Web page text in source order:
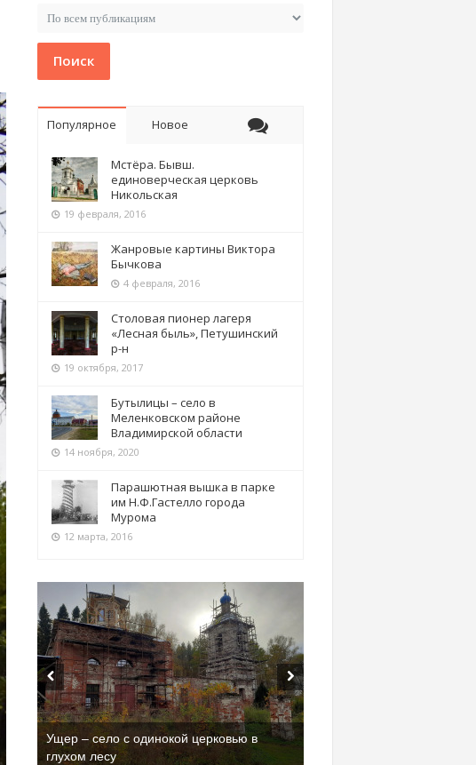
Поиск
Популярное Новое
Мстёра. Бывш.
единоверческая церковь
Никольская
19 февраля, 2016
Жанровые картины Виктора
Бычкова
4 февраля, 2016
Столовая пионер лагеря
«Лесная быль», Петушинский
р-н
19 октября, 2017
Бутылицы – село в
Меленковском районе
Владимирской области
14 ноября, 2020
Парашютная вышка в парке
им Н.Ф.Гастелло города
Мурома
12 марта, 2016
Ущер – село с одинокой церковью в
глухом лесу